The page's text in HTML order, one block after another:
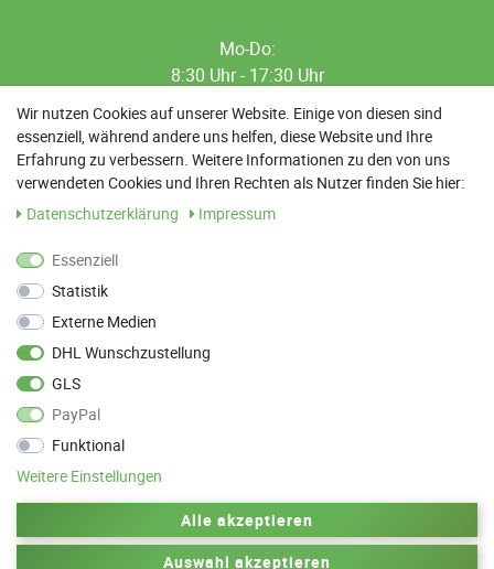
Mo-Do:
8:30 Uhr - 17:30 Uhr
8:30 Uhr - 12:00 Uhr
13:00 Uhr - 17:30 Uhr
Sa: 9:00 Uhr - 13:00 Uhr
Parkett Wanke
Zurück zum Anfang
Wir nutzen Cookies auf unserer Website. Einige von diesen sind
essenziell, während andere uns helfen, diese Website und Ihre
Erfahrung zu verbessern. Weitere Informationen zu den von uns
verwendeten Cookies und Ihren Rechten als Nutzer finden Sie hier:
Daten­schutz­erklärung
Impressum
Essenziell
Statistik
Externe Medien
DHL Wunschzustellung
GLS
PayPal
Funktional
Weitere Einstellungen
Alle akzeptieren
Auswahl akzeptieren